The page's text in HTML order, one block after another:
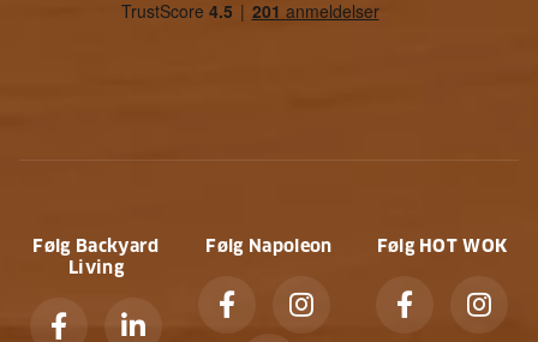
Følg Backyard
Living
Følg Napoleon Følg HOT WOK